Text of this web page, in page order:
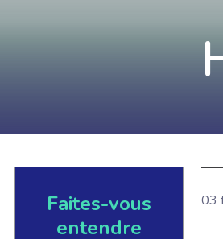
Que des solutions
EN SAVOIR +
Faites-vous
entendre
03